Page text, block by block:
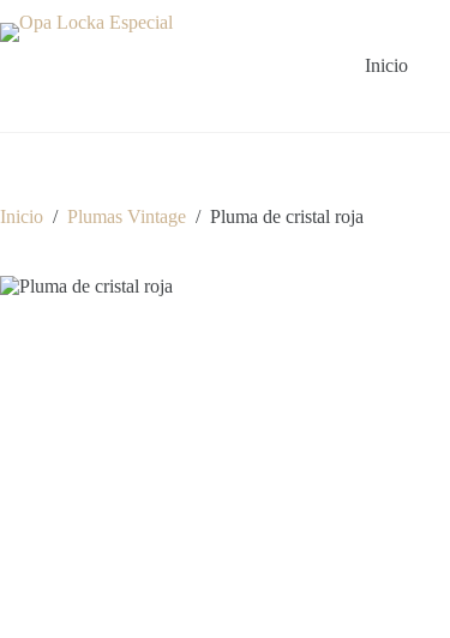
al
Inicio
Inicio / Plumas Vintage / Pluma de cristal roja